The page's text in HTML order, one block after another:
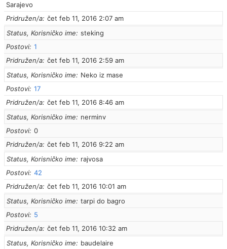
Sarajevo
Pridružen/a čet feb 11, 2016 2:07 am
Status, Korisničko ime
steking
Postovi 1
Pridružen/a čet feb 11, 2016 2:59 am
Status, Korisničko ime
Neko iz mase
Postovi 17
Pridružen/a čet feb 11, 2016 8:46 am
Status, Korisničko ime
nerminv
Postovi 0
Pridružen/a čet feb 11, 2016 9:22 am
Status, Korisničko ime
rajvosa
Postovi 42
Pridružen/a čet feb 11, 2016 10:01 am
Status, Korisničko ime
tarpi do bagro
Postovi
5
Pridružen/a čet feb 11, 2016 10:32 am
Status, Korisničko ime
baudelaire